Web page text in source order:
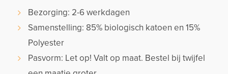
Bezorging: 2-6 werkdagen
Samenstelling: 85% biologisch katoen en 15%
Polyester
Pasvorm: Let op! Valt op maat. Bestel bij twijfel